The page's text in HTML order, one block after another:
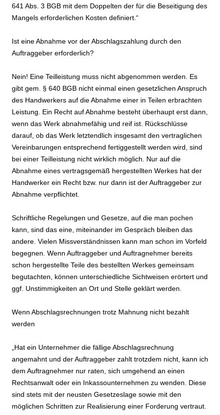
641 Abs. 3 BGB mit dem Doppelten der für die Beseitigung des
Mangels erforderlichen Kosten definiert.“
Ist eine Abnahme vor der Abschlagszahlung durch den
Auftraggeber erforderlich?
Nein! Eine Teilleistung muss nicht abgenommen werden. Es
gibt gem. § 640 BGB nicht einmal einen gesetzlichen Anspruch
des Handwerkers auf die Abnahme einer in Teilen erbrachten
Leistung. Ein Recht auf Abnahme besteht überhaupt erst dann,
wenn das Werk abnahmefähig und reif ist. Rückschlüsse
darauf, ob das Werk letztendlich insgesamt den vertraglichen
Vereinbarungen entsprechend fertiggestellt werden wird, sind
bei einer Teilleistung nicht wirklich möglich. Nur auf die
Abnahme eines vertragsgemäß hergestellten Werkes hat der
Handwerker ein Recht bzw. nur dann ist der Auftraggeber zur
Abnahme verpflichtet.
Schriftliche Regelungen und Gesetze, auf die man pochen
kann, sind das eine, miteinander im Gespräch bleiben das
andere. Vielen Missverständnissen kann man schon im Vorfeld
begegnen. Wenn Auftraggeber und Auftragnehmer bereits
schon hergestellte Teile des bestellten Werkes gemeinsam
begutachten, können unterschiedliche Sichtweisen erörtert und
ggf. Unstimmigkeiten an Ort und Stelle geklärt werden.
Wenn Abschlagsrechnungen trotz Mahnung nicht bezahlt
werden
„Hat ein Unternehmer die fällige Abschlagsrechnung
angemahnt und der Auftraggeber zahlt trotzdem nicht, kann ich
dem Auftragnehmer nur raten, sich umgehend an einen
Rechtsanwalt oder ein Inkassounternehmen zu wenden. Diese
sind stets mit der neusten Gesetzeslage sowie mit den
möglichen Schritten zur Realisierung einer Forderung vertraut.